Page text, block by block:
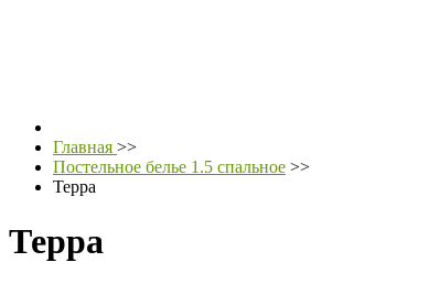
Главная >>
Постельное белье 1.5 спальное >>
Терра
Терра